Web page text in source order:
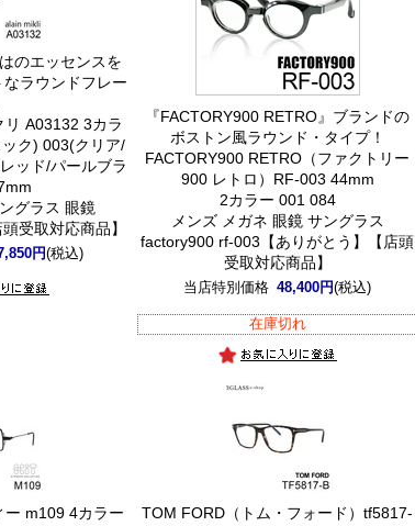
のエッセンスを
ラウンドフレー
A03132 3カラ
ク) 003(クリア/
ッド/パールブラ
グラス 眼鏡
受取対応商品】
円(税込)
『FACTORY900 RETRO』ブランドの
ボストン風ラウンド・タイプ！
FACTORY900 RETRO（ファクトリー
900 レトロ）RF-003 44mm
2カラー 001 084
メンズ メガネ 眼鏡 サングラス
factory900 rf-003【ありがとう】【店頭
受取対応商品】
当店特別価格 48,400円(税込)
在庫切れ
ー m109 4カラー
TOM FORD（トム・フォード）tf5817-